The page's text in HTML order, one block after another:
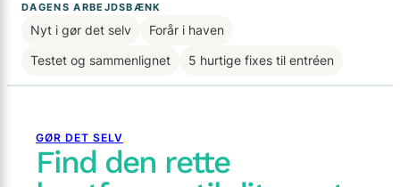
DAGENS ARBEJDSBÆNK
Nyt i gør det selv
Forår i haven
Testet og sammenlignet
5 hurtige fixes til entréen
GØR DET SELV
Find den rette